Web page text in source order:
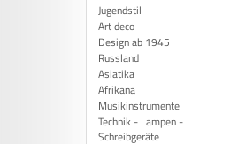
Jugendstil
Art deco
Design ab 1945
Russland
Asiatika
Afrikana
Musikinstrumente
Technik - Lampen -
Schreibgeräte